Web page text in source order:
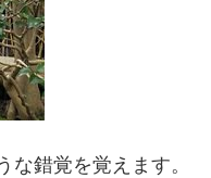
錯覚を覚えます。